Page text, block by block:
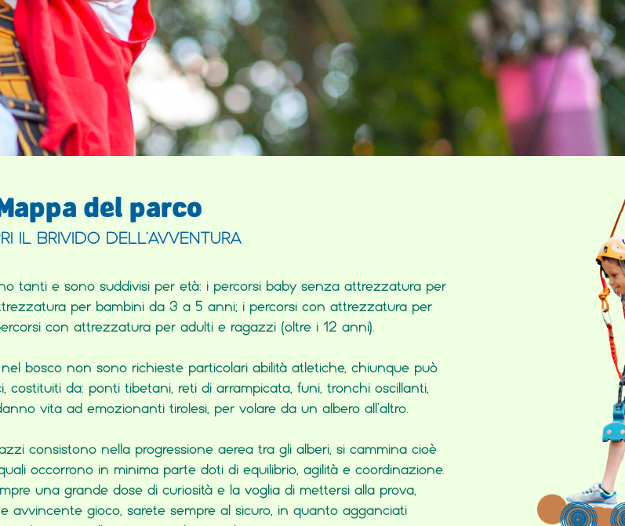
del parco
IL BRIVIDO DELL’AVVENTURA
tanti e sono suddivisi per età: i percorsi baby senza attrezzatura per
per bambini da 3 a 5 anni; i percorsi con attrezzatura per
con attrezzatura per adulti e ragazzi (oltre i 12 anni).
bosco non sono richieste particolari abilità atletiche, chiunque può
costituiti da: ponti tibetani, reti di arrampicata, funi, tronchi oscillanti,
vita ad emozionanti tirolesi, per volare da un albero all’altro.
consistono nella progressione aerea tra gli alberi, si cammina cioè
occorrono in minima parte doti di equilibrio, agilità e coordinazione.
una grande dose di curiosità e la voglia di mettersi alla prova,
avvincente gioco, sarete sempre al sicuro, in quanto agganciati